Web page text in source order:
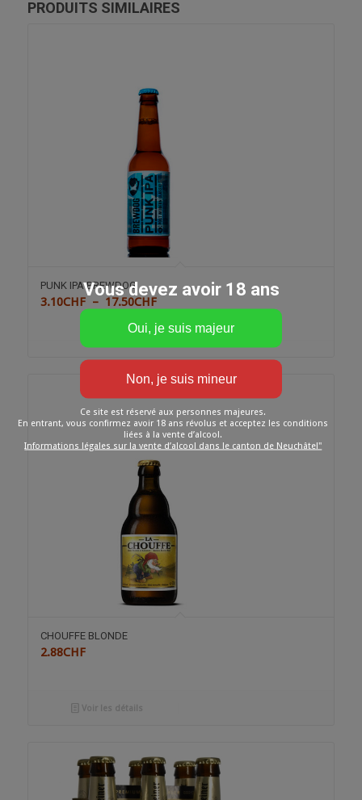
PRODUITS SIMILAIRES
PUNK IPA BREWDOG
3.10CHF – 17.50CHFPlage
de
3.10CHF
à
17.50CHF
CHOUFFE BLONDE
2.88CHF
Voir les détails
Vous devez avoir 18 ans
Ce site est réservé aux personnes majeures.
En entrant, vous confirmez avoir 18 ans révolus et acceptez les conditions
liées à la vente d’alcool.
Informations légales sur la vente d’alcool dans le canton de Neuchâtel"